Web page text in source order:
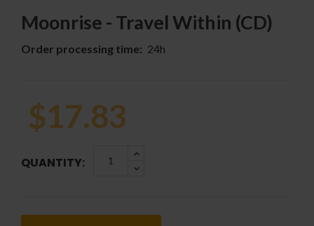
Moonrise - Travel Within (CD)
Order processing time: 24h
$17.83
QUANTITY: